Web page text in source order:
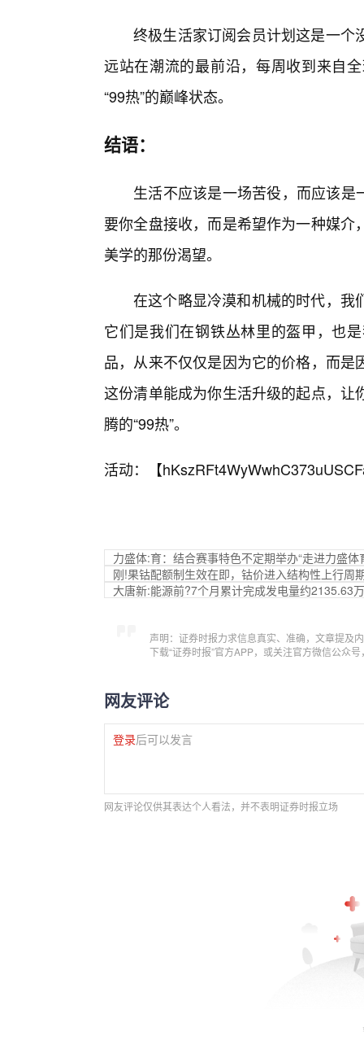
终极生活家订阅会员计划这是一个
远站在潮流的最前沿，每周收到来自
“99热”的巅峰状态。
结语：
生活不应该是一场苦役，而应该是
要你全盘接收，而是希望作为一种媒
美学的那份渴望。
在这个略显冷漠和机械的时代，我
它们是我们在钢铁丛林里的盔甲，也
品，从来不仅仅是因为它的价格，而
这份清单能成为你生活升级的起点，
腾的“99热”。
活动：【
力盛体:育：结合赛事特色不定期举办“走进力盛体
刚!果钴配额制生效在即，钴价进入结构性上行周
大唐新:能源前?7个月累计完成发电量约2135.63
声明：证券时报力求信息真实、准确，文章提及
下载“证券时报”官方APP，或关注官方微信公众
网友评论
登录后可以发言
网友评论仅供其表达个人看法，并不表明证券时报立场